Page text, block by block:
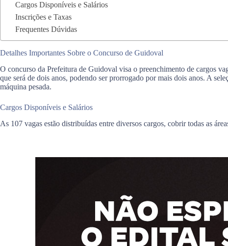
Cargos Disponíveis e Salários
Inscrições e Taxas
Frequentes Dúvidas
Detalhes Importantes Sobre o Concurso de Guidoval
O concurso da Prefeitura de Guidoval visa o preenchimento de cargos
que será de dois anos, podendo ser prorrogado por mais dois anos. A
máquina pesada.
Cargos Disponíveis e Salários
As 107 vagas estão distribuídas entre diversos cargos, cobrir todas as